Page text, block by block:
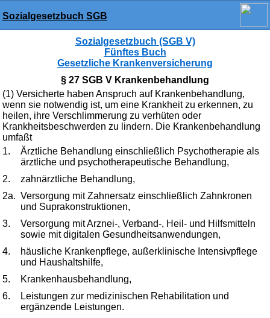
Sozialgesetzbuch SGB
Sozialgesetzbuch (SGB V)
Fünftes Buch
Gesetzliche Krankenversicherung
§ 27 SGB V Krankenbehandlung
(1) Versicherte haben Anspruch auf Krankenbehandlung,
wenn sie notwendig ist, um eine Krankheit zu erkennen, zu
heilen, ihre Verschlimmerung zu verhüten oder
Krankheitsbeschwerden zu lindern. Die Krankenbehandlung
umfaßt
1.
Ärztliche Behandlung einschließlich Psychotherapie als
ärztliche und psychotherapeutische Behandlung,
2.
zahnärztliche Behandlung,
2a. Versorgung mit Zahnersatz einschließlich Zahnkronen
und Suprakonstruktionen,
3.
Versorgung mit Arznei-, Verband-, Heil- und Hilfsmitteln
sowie mit digitalen Gesundheitsanwendungen,
4.
häusliche Krankenpflege, außerklinische Intensivpflege
und Haushaltshilfe,
5.
Krankenhausbehandlung,
6.
Leistungen zur medizinischen Rehabilitation und
ergänzende Leistungen.